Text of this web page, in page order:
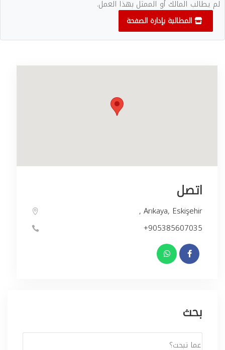
لم يطالب المالك أو الممثل بهذا العمل.
المطالبة بإدارة الصفحة
اتصل
, Arıkaya, Eskişehir
+905385607035
بحث